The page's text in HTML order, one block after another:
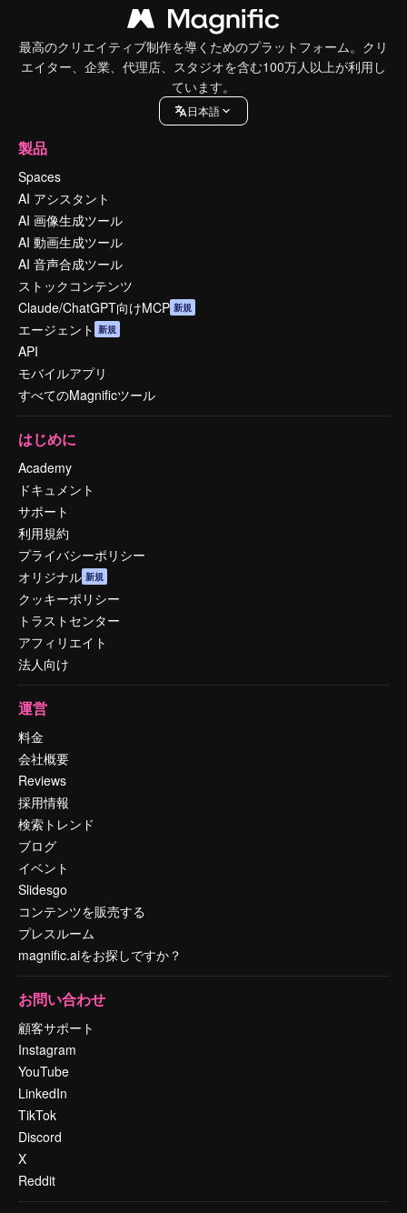
最高のクリエイティブ制作を導くためのプラットフォーム。クリ
エイター、企業、代理店、スタジオを含む100万人以上が利用し
ています。
日本語
製品
Spaces
AI アシスタント
AI 画像生成ツール
AI 動画生成ツール
AI 音声合成ツール
ストックコンテンツ
Claude/ChatGPT向けMCP 新規
エージェント 新規
API
モバイルアプリ
すべてのMagnificツール
はじめに
Academy
ドキュメント
サポート
利用規約
プライバシーポリシー
オリジナル 新規
クッキーポリシー
トラストセンター
アフィリエイト
法人向け
運営
料金
会社概要
Reviews
採用情報
検索トレンド
ブログ
イベント
Slidesgo
コンテンツを販売する
プレスルーム
magnific.aiをお探しですか？
お問い合わせ
顧客サポート
Instagram
YouTube
LinkedIn
TikTok
Discord
X
Reddit